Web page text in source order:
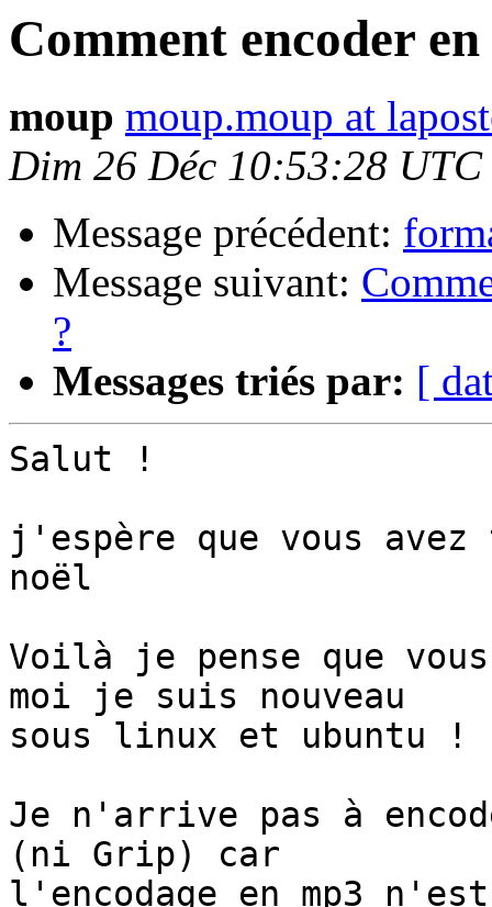
Comment encoder
moup moup.moup at
Dim 26 Déc 10:53:28 UTC
Message précédent:
Message suivant:
?
Messages triés par: [
Salut !
j'espère que vous
noël
Voilà je pense que
moi je suis nouveau
sous linux et ubuntu !
Je n'arrive pas à
(ni Grip) car
l'encodage en mp3